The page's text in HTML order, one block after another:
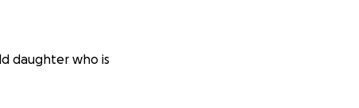
daughter who is